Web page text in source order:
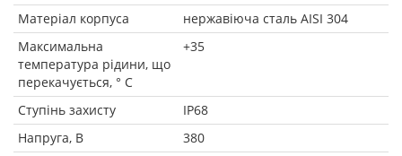
Матеріал корпуса
нержавіюча сталь AISI 304
Максимальна
температура рідини, що
перекачується, ° C
+35
Ступінь захисту
IP68
Напруга, В
380